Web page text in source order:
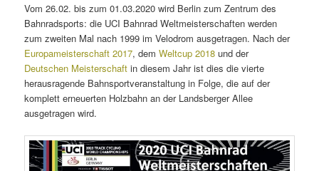
Vom 26.02. bis zum 01.03.2020 wird Berlin zum Zentrum des
Bahnradsports: die UCI Bahnrad Weltmeisterschaften werden
zum zweiten Mal nach 1999 im Velodrom ausgetragen. Nach der
Europameisterschaft 2017, demWeltcup 2018 und der
Deutschen Meisterschaft in diesem Jahr ist dies die vierte
herausragende Bahnsportveranstaltung in Folge, die auf der
komplett erneuerten Holzbahn an der Landsberger Allee
ausgetragen wird.